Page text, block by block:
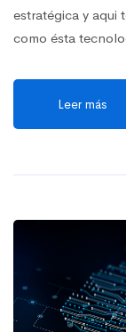
estratégica y aqui
como ésta
Leer más